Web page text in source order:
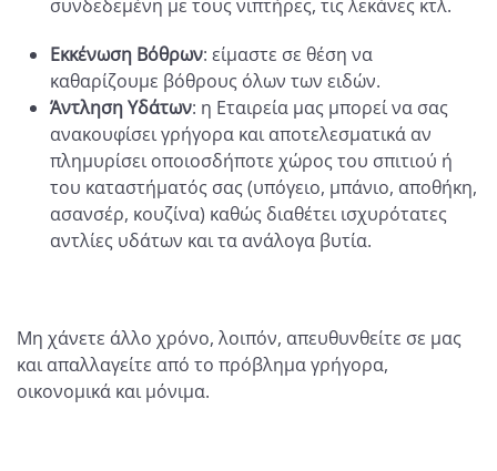
συνδεδεμένη με τους νιπτήρες, τις λεκάνες κτλ.
Εκκένωση Βόθρων: είμαστε σε θέση να
καθαρίζουμε βόθρους όλων των ειδών.
Άντληση Υδάτων: η Εταιρεία μας μπορεί να σας
ανακουφίσει γρήγορα και αποτελεσματικά αν
πλημυρίσει οποιοσδήποτε χώρος του σπιτιού ή
του καταστήματός σας (υπόγειο, μπάνιο, αποθήκη,
ασανσέρ, κουζίνα) καθώς διαθέτει ισχυρότατες
αντλίες υδάτων και τα ανάλογα βυτία.
Μη χάνετε άλλο χρόνο, λοιπόν, απευθυνθείτε σε μας
και απαλλαγείτε από το πρόβλημα γρήγορα,
οικονομικά και μόνιμα.